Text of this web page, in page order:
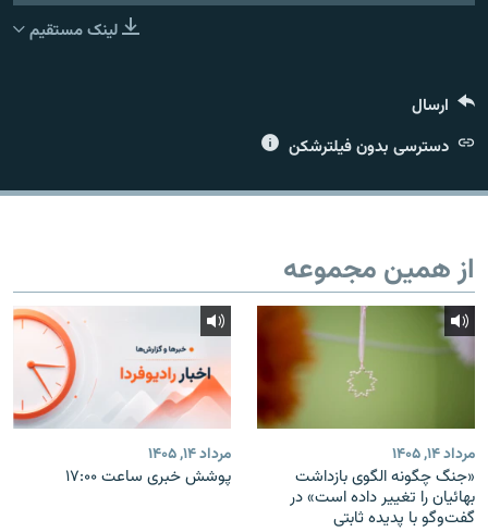
لینک مستقیم
ارسال
دسترسی بدون فیلترشکن
از همین مجموعه
مرداد ۱۴, ۱۴۰۵
«جنگ چگونه الگوی بازداشت
بهائیان را تغییر داده است» در
گفت‌وگو با پدیده ثابتی
مرداد ۱۴, ۱۴۰۵
پوشش خبری ساعت ۱۷:۰۰